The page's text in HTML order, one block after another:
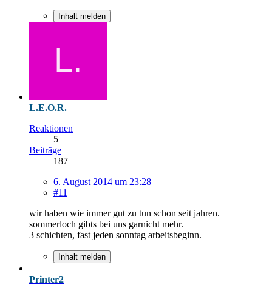
Inhalt melden
L.E.O.R.
Reaktionen
5
Beiträge
187
6. August 2014 um 23:28
#11
wir haben wie immer gut zu tun schon seit jahren.
sommerloch gibts bei uns garnicht mehr.
3 schichten, fast jeden sonntag arbeitsbeginn.
Inhalt melden
Printer2